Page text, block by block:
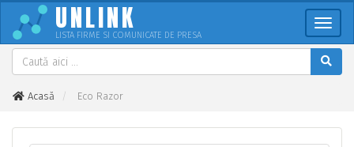
UNLINK
LISTA FIRME SI COMUNICATE DE PRESA
Acasă Eco Razor